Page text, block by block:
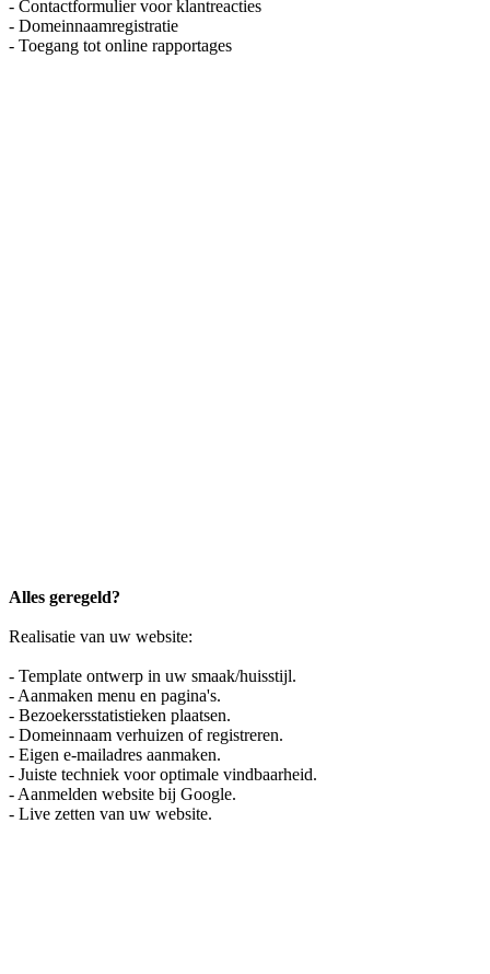
- Contactformulier voor klantreacties
- Domeinnaamregistratie
- Toegang tot online rapportages
Alles geregeld?
Realisatie van uw website:
- Template ontwerp in uw smaak/huisstijl.
- Aanmaken menu en pagina's.
- Bezoekersstatistieken plaatsen.
- Domeinnaam verhuizen of registreren.
- Eigen e-mailadres aanmaken.
- Juiste techniek voor optimale vindbaarheid.
- Aanmelden website bij Google.
- Live zetten van uw website.